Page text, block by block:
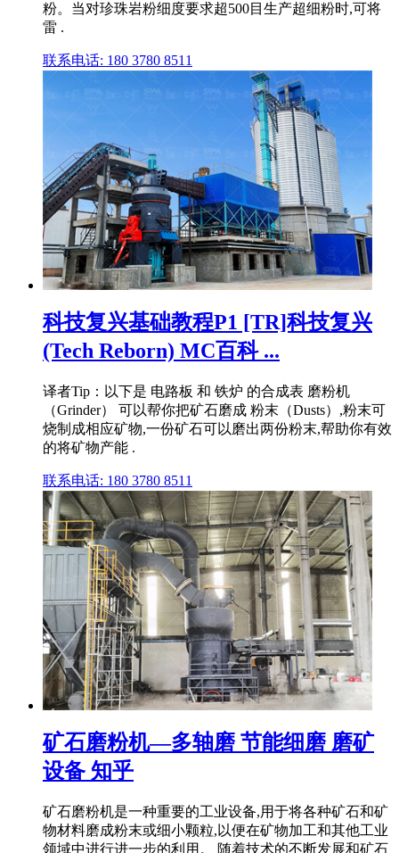
粉。当对珍珠岩粉细度要求超500目生产超细粉时,可将
雷 .
联系电话: 180 3780 8511
科技复兴基础教程P1 [TR]科技复兴
(Tech Reborn) MC百科 ...
译者Tip：以下是 电路板 和 铁炉 的合成表 磨粉机
（Grinder） 可以帮你把矿石磨成 粉末（Dusts）,粉末可
烧制成相应矿物,一份矿石可以磨出两份粉末,帮助你有效
的将矿物产能 .
联系电话: 180 3780 8511
矿石磨粉机—多轴磨 节能细磨 磨矿
设备 知乎
矿石磨粉机是一种重要的工业设备,用于将各种矿石和矿
物材料磨成粉末或细小颗粒,以便在矿物加工和其他工业
领域中进行进一步的利用。 随着技术的不断发展和矿石